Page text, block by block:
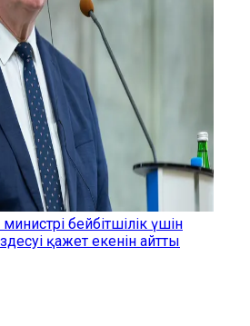
бейбітшілік үшін
қажет екенін айтты